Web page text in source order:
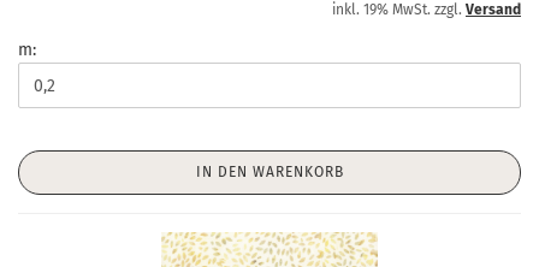
inkl. 19% MwSt. zzgl. Versand
m:
IN DEN WARENKORB